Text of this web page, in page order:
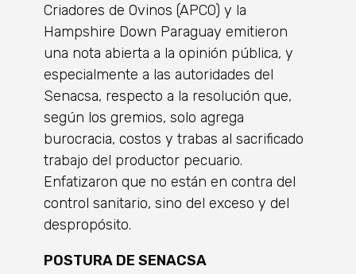
Criadores de Ovinos (APCO) y la
Hampshire Down Paraguay emitieron
una nota abierta a la opinión pública, y
especialmente a las autoridades del
Senacsa, respecto a la resolución que,
según los gremios, solo agrega
burocracia, costos y trabas al sacrificado
trabajo del productor pecuario.
Enfatizaron que no están en contra del
control sanitario, sino del exceso y del
despropósito.
POSTURA DE SENACSA